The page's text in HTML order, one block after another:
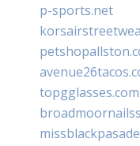
p-sports.net
topgglasses.com